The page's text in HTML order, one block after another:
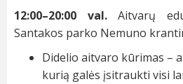
12:00–20:00 val.Aitvarų
Santakos parko Nemuno
Didelio aitvaro kūrimas –
kurią galės įsitraukti visi